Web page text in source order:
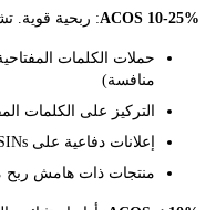
ACOS: ربحية قوية. تشير
حملات الكلمات المفتاحية
التركيز على الكلمات المفتاحية
إعلانات دفاعية على ASINs مملوكة
منتجات ذات هامش ربح مرتفع